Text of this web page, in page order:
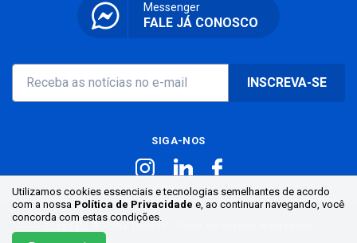
Utilizamos cookies essenciais e tecnologias semelhantes de acordo
com a nossa Política de Privacidade e, ao continuarnavegando, você
concorda com estas condições.
Messenger
FALE JÁ CONOSCO
INSCREVA-SE
SIGA-NOS
Copyright ® Folha Tubarão - Todos os direitos reservados